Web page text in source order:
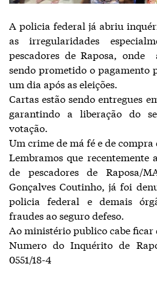
A policia federal já abriu
as irregularidades
pescadores de Raposa, onde
sendo prometido o pagamento
um dia após as eleições.
Cartas estão sendo entregues
garantindo a liberação do
votação.
Um crime de má fé e de compra
Lembramos que recentemente
de pescadores de Raposa/
Gonçalves Coutinho, já foi
policia federal e demais
fraudes ao seguro defeso.
Ao ministério publico cabe ficar
Numero do Inquérito de
0551/18-4